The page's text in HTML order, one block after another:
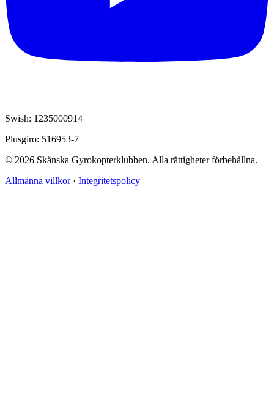
Swish: 1235000914
Plusgiro: 516953-7
© 2026 Skånska Gyrokopterklubben. Alla rättigheter förbehållna.
Allmänna villkor · Integritetspolicy